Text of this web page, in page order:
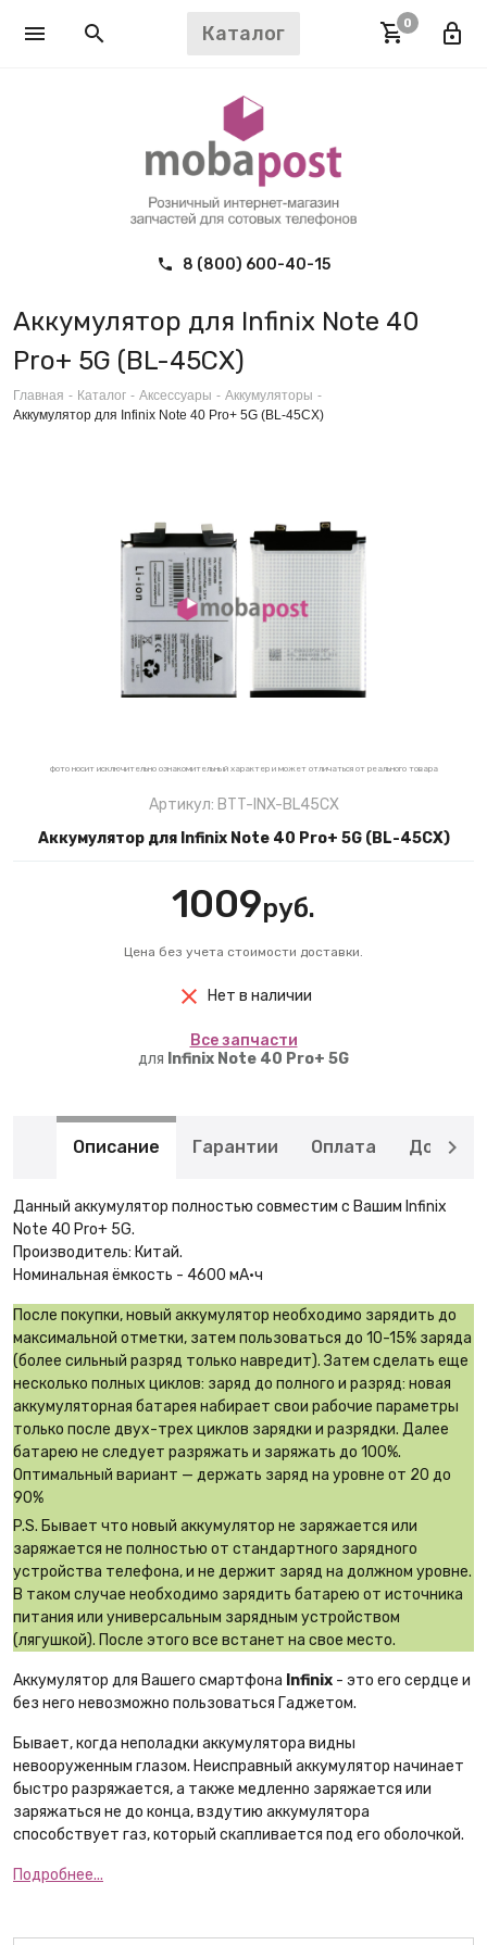
Каталог 0
8 (800) 600-40-15
Аккумулятор для Infinix Note 40
Pro+ 5G (BL-45CX)
Главная - Каталог - Аксессуары - Аккумуляторы -
Аккумулятор для Infinix Note 40 Pro+ 5G (BL-45CX)
фото носит исключительно ознакомительный характер и может отличаться от реального товара
Артикул: BTT-INX-BL45CX
Аккумулятор для Infinix Note 40 Pro+ 5G (BL-45CX)
1009руб.
Цена без учета стоимости доставки.
Нет в наличии
Вcе запчасти
для Infinix Note 40 Pro+ 5G
Описание Гарантии Оплата
Данный аккумулятор полностью совместим с Вашим Infinix
Note 40 Pro+ 5G.
Производитель: Китай.
Номинальная ёмкость - 4600 мА·ч
После покупки, новый аккумулятор необходимо зарядить до
максимальной отметки, затем пользоваться до 10-15% заряда
(более сильный разряд только навредит). Затем сделать еще
несколько полных циклов: заряд до полного и разряд: новая
аккумуляторная батарея набирает свои рабочие параметры
только после двух-трех циклов зарядки и разрядки. Далее
батарею не следует разряжать и заряжать до 100%.
Оптимальный вариант — держать заряд на уровне от 20 до
90%
P.S. Бывает что новый аккумулятор не заряжается или
заряжается не полностью от стандартного зарядного
устройства телефона, и не держит заряд на должном уровне.
В таком случае необходимо зарядить батарею от источника
питания или универсальным зарядным устройством
(лягушкой). После этого все встанет на свое место.
Аккумулятор для Вашего смартфона Infinix - это его сердце и
без него невозможно пользоваться Гаджетом.
Бывает, когда неполадки аккумулятора видны
невооруженным глазом. Неисправный аккумулятор начинает
быстро разряжается, а также медленно заряжается или
заряжаться не до конца, вздутию аккумулятора
способствует газ, который скапливается под его оболочкой.
Подробнее...